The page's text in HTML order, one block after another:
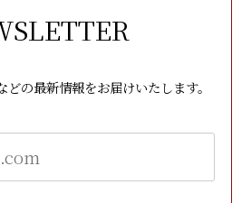
の最新情報をお届けいたします。